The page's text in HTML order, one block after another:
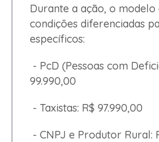
Durante a ação, o modelo
condições diferenciadas
específicos:
- PcD (Pessoas com
99.990,00
- Taxistas: R$ 97.990,00
- CNPJ e Produtor Rural: